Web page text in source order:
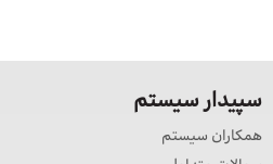
سپیدار سیستم
همکاران سیستم